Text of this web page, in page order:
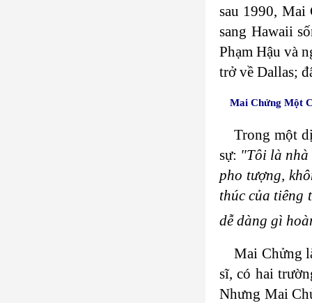
sau 1990, Mai
sang Hawaii
Phạm Hậu và
trở về Dallas;
Mai Chửng Một
Trong một
sự: "Tôi là nhà
pho tượng,
thúc của tiêng
dễ dàng gì
Mai Chửng
sĩ, có hai
Nhưng Mai